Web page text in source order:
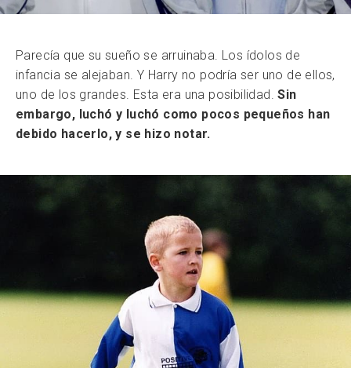
Parecía que su sueño se arruinaba. Los ídolos de
infancia se alejaban. Y Harry no podría ser uno de ellos,
uno de los grandes. Esta era una posibilidad.Sin
embargo, luchó y luchó como pocos pequeños han
debido hacerlo, y se hizo notar.